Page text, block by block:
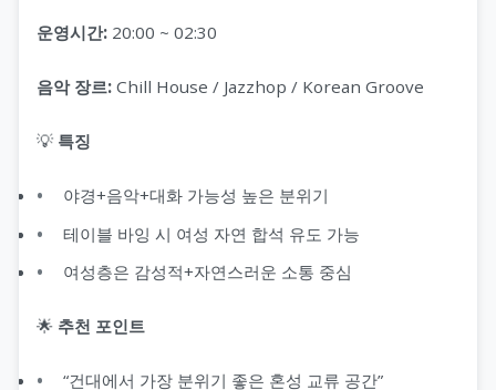
운영시간: 20:00 ~ 02:30
음악 장르: Chill House / Jazzhop / Korean Groove
💡 특징
야경+음악+대화 가능성 높은 분위기
테이블 바잉 시 여성 자연 합석 유도 가능
여성층은 감성적+자연스러운 소통 중심
🌟 추천 포인트
“건대에서 가장 분위기 좋은 혼성 교류 공간”